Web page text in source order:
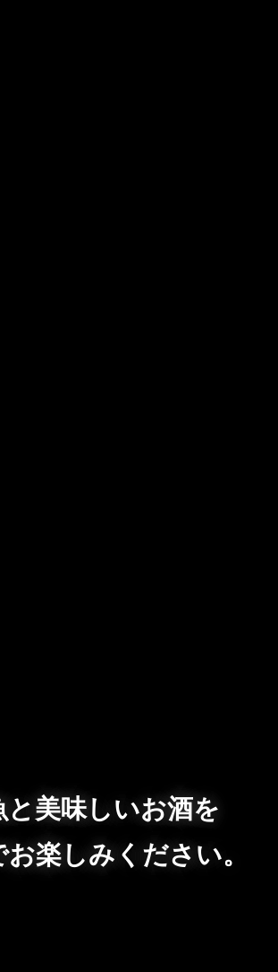
と美味しいお酒を
楽しみください。